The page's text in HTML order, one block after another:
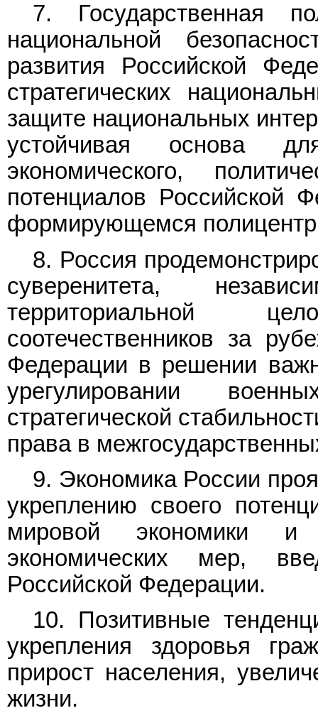
7. Государственная
национальной
развития Российской
стратегических
защите национальных
устойчивая основа
экономического,
потенциалов Российской
формирующемся
8. Россия
суверенитета,
территориальной
соотечественников за
Федерации в решении
урегулировании
стратегической
права в
9. Экономика России
укреплению своего
мировой экономики и
экономических мер,
Российской Федерации.
10. Позитивные
укрепления здоровья
прирост населения,
жизни.